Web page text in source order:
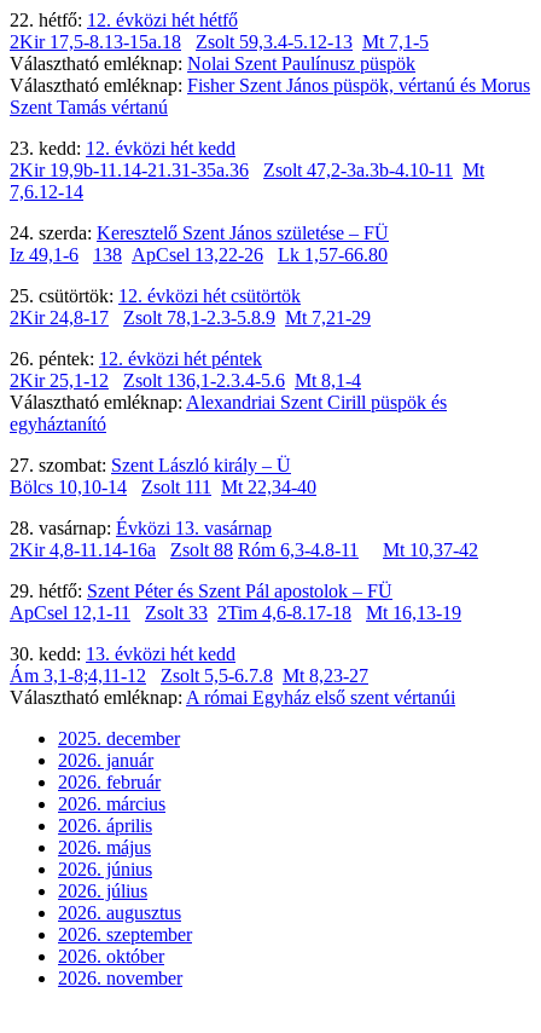
22. hétfő: 12. évközi hét hétfő
2Kir 17,5-8.13-15a.18
Zsolt 59,3.4-5.12-13 Mt 7,1-5
Választható emléknap: Nolai Szent Paulínusz püspök
Választható emléknap: Fisher Szent János püspök, vértanú és Morus
Szent Tamás vértanú
23. kedd: 12. évközi hét kedd
2Kir 19,9b-11.14-21.31-35a.36
Zsolt 47,2-3a.3b-4.10-11
Mt
7,6.12-14
24. szerda: Keresztelő Szent János születése – FÜ
Iz 49,1-6
138 ApCsel 13,22-26
Lk 1,57-66.80
25. csütörtök: 12. évközi hét csütörtök
2Kir 24,8-17
Zsolt 78,1-2.3-5.8.9 Mt 7,21-29
26. péntek: 12. évközi hét péntek
2Kir 25,1-12
Zsolt 136,1-2.3.4-5.6 Mt 8,1-4
Választható emléknap: Alexandriai Szent Cirill püspök és
egyháztanító
27. szombat: Szent László király – Ü
Bölcs 10,10-14
Zsolt 111
Mt 22,34-40
28. vasárnap: Évközi 13. vasárnap
2Kir 4,8-11.14-16a
Zsolt 88 Róm 6,3-4.8-11
Mt 10,37-42
29. hétfő: Szent Péter és Szent Pál apostolok – FÜ
ApCsel 12,1-11
Zsolt 33 2Tim 4,6-8.17-18
Mt 16,13-19
30. kedd: 13. évközi hét kedd
Ám 3,1-8;4,11-12
Zsolt 5,5-6.7.8 Mt 8,23-27
Választható emléknap: A római Egyház első szent vértanúi
2025. december
2026. január
2026. február
2026. március
2026. április
2026. május
2026. június
2026. július
2026. augusztus
2026. szeptember
2026. október
2026. november